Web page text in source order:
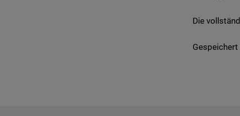
Die
Gespeichert